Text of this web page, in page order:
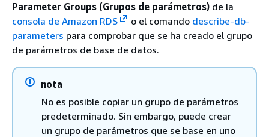
Parameter Groups (Grupos de parámetros) de la
consola de Amazon RDS
o el comando describe-db-
parameters para comprobar que se ha creado el grupo
de parámetros de base de datos.
nota
No es posible copiar un grupo de parámetros
predeterminado. Sin embargo, puede crear
un grupo de parámetros que se base en uno